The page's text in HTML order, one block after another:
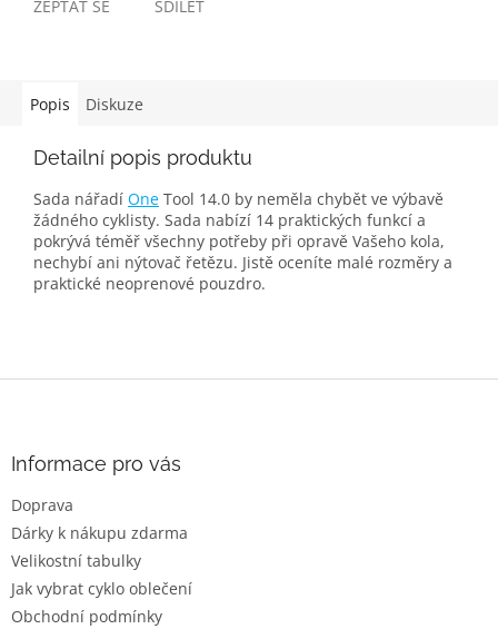
ZEPTAT SE SDÍLET
Popis Diskuze
Detailní popis produktu
Sada nářadí One Tool 14.0 by neměla chybět ve výbavě
žádného cyklisty. Sada nabízí 14 praktických funkcí a
pokrývá téměř všechny potřeby při opravě Vašeho kola,
nechybí ani nýtovač řetězu. Jistě oceníte malé rozměry a
praktické neoprenové pouzdro.
Informace pro vás
Doprava
Dárky k nákupu zdarma
Velikostní tabulky
Jak vybrat cyklo oblečení
Obchodní podmínky